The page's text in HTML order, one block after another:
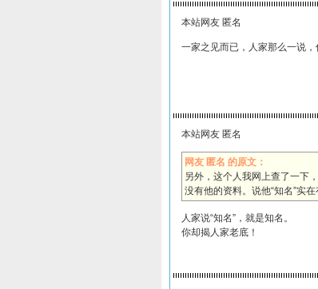
本站网友 匿名
一家之见而已，人家那么一说，
本站网友 匿名
网友 匿名 的原文：
另外，这个人我网上查了一下
没有他的资料。说他“知名”实在
人家说“知名”，就是知名。
你却揭人家老底！